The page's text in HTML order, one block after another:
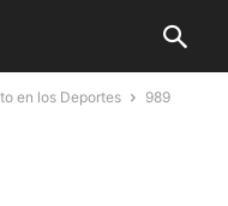
en los Deportes 989